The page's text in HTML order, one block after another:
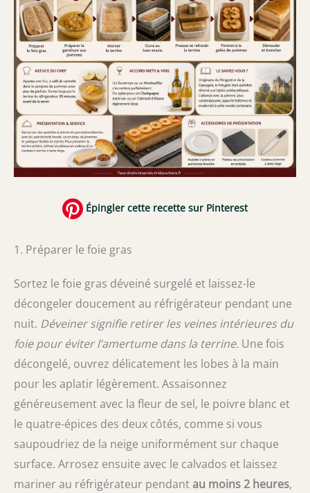
Épingler cette recette sur Pinterest
1. Préparer le foie gras
Sortez le foie gras déveiné surgelé et laissez-le
décongeler doucement au réfrigérateur pendant une
nuit. Déveiner signifie retirer les veines intérieures du
foie pour éviter l’amertume dans la terrine. Une fois
décongelé, ouvrez délicatement les lobes à la main
pour les aplatir légèrement. Assaisonnez
généreusement avec la fleur de sel, le poivre blanc et
le quatre-épices des deux côtés, comme si vous
saupoudriez de la neige uniformément sur chaque
surface. Arrosez ensuite avec le calvados et laissez
mariner au réfrigérateur pendantau moins 2 heures,